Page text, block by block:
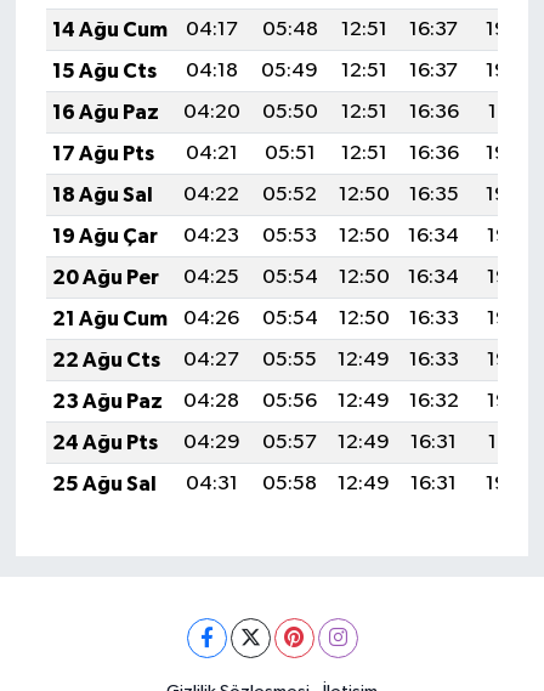
14 Ağu Cum
04:17 05:48 12:51 16:37
19:44
15 Ağu Cts
04:18 05:49 12:51 16:37
19:43
16 Ağu Paz
04:20 05:50 12:51 16:36
19:41
17 Ağu Pts
04:21 05:51 12:51 16:36
19:40
18 Ağu Sal
04:22 05:52 12:50 16:35
19:39
19 Ağu Çar
04:23 05:53 12:50 16:34
19:37
20 Ağu Per
04:25 05:54 12:50 16:34
19:36
21 Ağu Cum
04:26 05:54 12:50 16:33
19:35
22 Ağu Cts
04:27 05:55 12:49 16:33
19:33
23 Ağu Paz
04:28 05:56 12:49 16:32
19:32
24 Ağu Pts
04:29 05:57 12:49 16:31
19:31
25 Ağu Sal
04:31 05:58 12:49 16:31 19:29